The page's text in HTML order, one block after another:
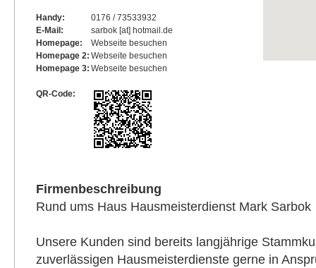
Handy:
0176 / 73533932
E-Mail:
sarbok [at] hotmail.de
Homepage:
Webseite besuchen
Homepage 2: Webseite besuchen
Homepage 3: Webseite besuchen
QR-Code:
Firmenbeschreibung
Rund ums Haus Hausmeisterdienst Mark Sarbok
Unsere Kunden sind bereits langjährige
zuverlässigen Hausmeisterdienste gerne in